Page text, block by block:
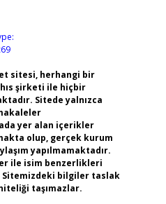
sitesi, herhangi bir
şirketi ile hiçbir
Sitede yalnızca
yer alan içerikler
olup, gerçek kurum
yapılmamaktadır.
ile isim benzerlikleri
bilgiler taslak
taşımazlar.